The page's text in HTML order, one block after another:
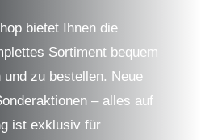
bietet Ihnen die
Sortiment bequem
zu bestellen. Neue
– alles auf
ist exklusiv für